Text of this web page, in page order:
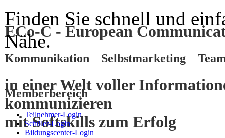
ECo-C - European
Kommunikation Selbstmarketing
in einer Welt voller
kommunizieren
mitSoftskillszum Erfolg
Finden Sie schnell und
Nähe.
Memberbereich
Teilnehmer-Login
Schüler-Login
Bildungscenter-Login